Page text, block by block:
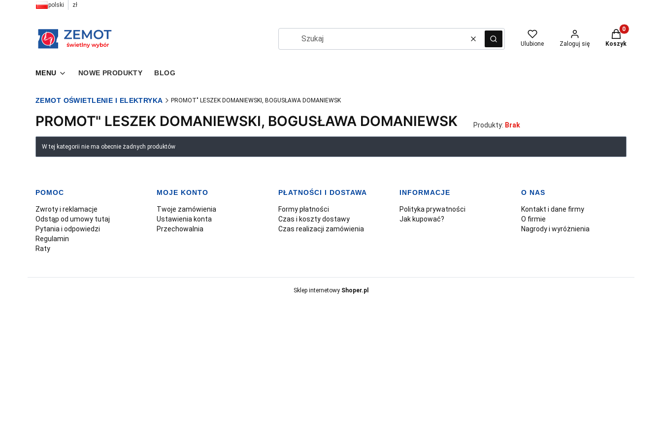
polski zł
WyczyśćSzukaj Ulubione Zaloguj się
Produkty w
Koszyk
MENU NOWE PRODUKTY BLOG
ZEMOT OŚWIETLENIE I ELEKTRYKA PROMOT" LESZEK DOMANIEWSKI, BOGUSŁAWA DOMANIEWSK
PROMOT" LESZEK DOMANIEWSKI, BOGUSŁAWA DOMANIEWSK Produkty: Brak
Lista produktów
W tej kategorii nie ma obecnie żadnych produktów
Linki w stopce
POMOC
Zwroty i reklamacje
Odstąp od umowy tutaj
Pytania i odpowiedzi
Regulamin
Raty
MOJE KONTO
Twoje zamówienia
Ustawienia konta
Przechowalnia
PŁATNOŚCI I DOSTAWA
Formy płatności
Czas i koszty dostawy
Czas realizacji zamówienia
INFORMACJE
Polityka prywatności
Jak kupować?
O NAS
Kontakt i dane firmy
O firmie
Nagrody i wyróżnienia
Sklep internetowy Shoper.pl